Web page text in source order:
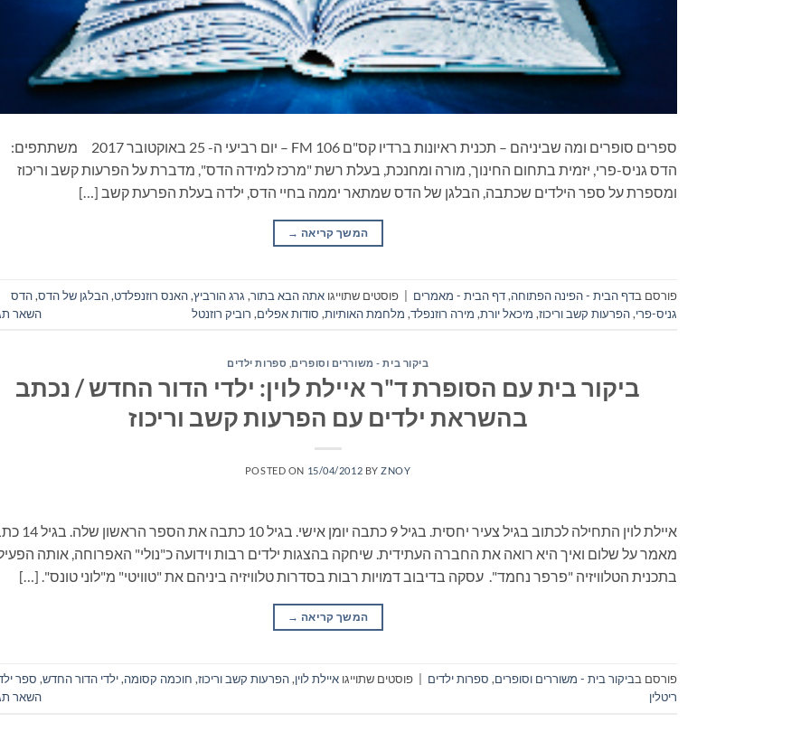
ספרים סופרים ומה שביניהם – תכנית ראיונות ברדיו קס"ם 106 FM – יום רביעי ה- 25 באוקטובר 2017 משתתפים:
הדס גניס-פרי, יזמית בתחום החינוך, מורה ומחנכת, בעלת רשת "מרכז למידה הדס", מדברת על הפרעות קשב וריכוז
ומספרת על ספר הילדים שכתבה, הבלגן של הדס שמתאר יממה בחיי הדס, ילדה בעלת הפרעת קשב […]
המשך קריאה →
פורסם בדף הבית - הפינה הפתוחה,דף הבית - מאמרים פוסטים שתוייגו אתה הבא בתור, גרג הורביץ,האנס רוזנפלדט,הבלגן של הדס,הדס
גניס-פרי,הפרעות קשב וריכוז, מיכאל יורת, מירה רוזנפלד, מלחמת האותיות, סודות אפלים, רוביק רוזנטל השאר
ביקור בית - משוררים וסופרים ספרות ילדים
ביקור בית עם הסופרת ד"ר איילת לוין: ילדי הדור החדש / נכתב
בהשראת ילדים עם הפרעות קשב וריכוז
POSTED ON 15/04/2012 BYZNOY
איילת לוין התחילה לכתוב בגיל צעיר יחסית. בגיל 9
מאמר על שלום ואיך היא רואה את החברה העתידית. שיחקה בהצגות ילדים רבות וידועה כ"נולי" האפרוחה, אותה
בתכנית הטלוויזיה "פרפר נחמד". עסקה בדיבוב דמויות רבות בסדרות טלוויזיה ביניהם את "טוויטי" מ"לוני טונס". […]
המשך קריאה →
פורסם בביקור בית - משוררים וסופרים, ספרות ילדים פוסטים שתוייגו איילת לוין,הפרעות קשב וריכוז, חוכמה קסומה,ילדי הדור החדש, ספר
ריטלין
השאר